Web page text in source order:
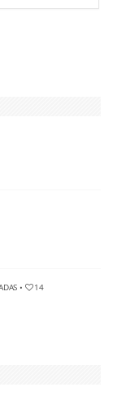
• 14